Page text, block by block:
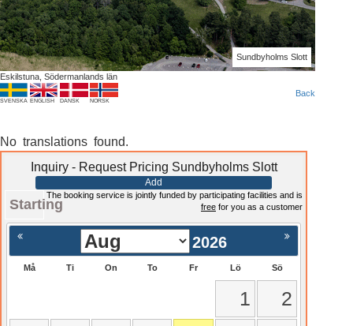
Sundbyholms Slott
Eskilstuna, Södermanlands län
SVENSKA ENGLISH DANSK NORSK
Back
No translations found.
Inquiry - Request Pricing Sundbyholms Slott
Add
Starting
The booking service is jointly funded by participating facilities and is
free for you as a customer
2026
Må Ti On To Fr Lö Sö
1
2